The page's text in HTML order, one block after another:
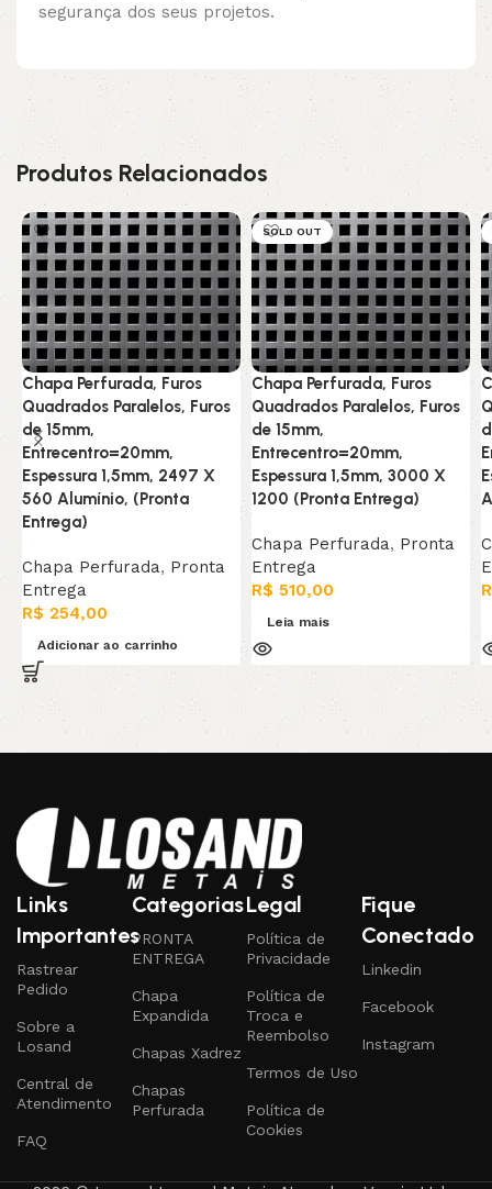
segurança dos seus projetos.
Produtos Relacionados
Chapa Perfurada, Furos
Quadrados Paralelos, Furos
de 15mm,
Entrecentro=20mm,
Espessura 1,5mm, 2497 X
560 Alumínio, (Pronta
Entrega)
Chapa Perfurada, Pronta
Entrega
R$ 254,00
Adicionar ao carrinho
SOLD OUT
Chapa Perfurada, Furos
Quadrados Paralelos, Furos
de 15mm,
Entrecentro=20mm,
Espessura 1,5mm, 3000 X
1200 (Pronta Entrega)
Chapa Perfurada, Pronta
Entrega
R$ 510,00
Leia mais
Links
Importantes
Rastrear
Pedido
Sobre a
Losand
Central de
Atendimento
FAQ
Categorias
PRONTA
ENTREGA
Chapa
Expandida
Chapas Xadrez
Chapas
Perfurada
Legal
Política de
Privacidade
Política de
Troca e
Reembolso
Termos de Uso
Política de
Cookies
Fique
Conectado
Linkedin
Facebook
Instagram